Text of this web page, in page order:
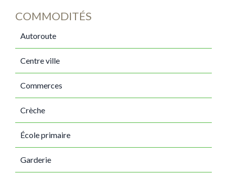
COMMODITÉS
Autoroute
Centre ville
Commerces
Crèche
École primaire
Garderie